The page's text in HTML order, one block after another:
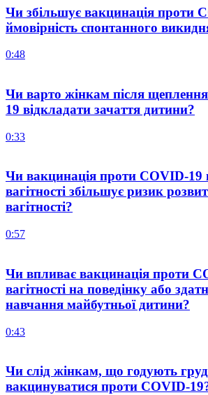
Чи збільшує вакцинація проти
ймовірність спонтанного
0:48
Чи варто жінкам після
19 відкладати зачаття дитини?
0:33
Чи вакцинація проти COVID-19
вагітності збільшує ризик
вагітності?
0:57
Чи впливає вакцинація проти
вагітності на поведінку або
навчання майбутньої дитини?
0:43
Чи слід жінкам, що годують
вакцинуватися проти COVID-